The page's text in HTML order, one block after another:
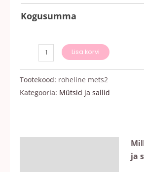
Kogusumma
Lisa korvi
Tootekood: roheline mets2
Kategooria: Mütsid ja sallid
ja